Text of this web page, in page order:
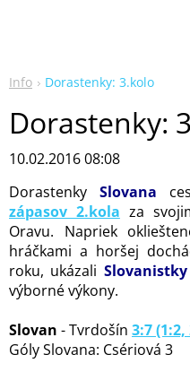
Info Dorastenky: 3.kolo
Dorastenky:
10.02.2016 08:08
Dorastenky Slovana
zápasov 2.kola za
Oravu. Napriek
hráčkami a horšej
roku, ukázali Slovanistky
výborné výkony.
Slovan - Tvrdošín 3:7 (1:2,
Góly Slovana: Csériová 3